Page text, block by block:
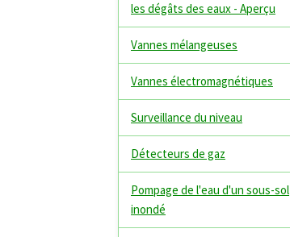
les dégâts des eaux - Aperçu
Vannes mélangeuses
Vannes électromagnétiques
Surveillance du niveau
Détecteurs de gaz
Pompage de l'eau d'un sous-sol
inondé